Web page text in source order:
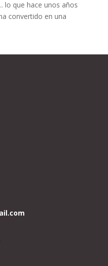
lo que hace unos años
convertido en una